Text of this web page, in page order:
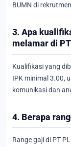
BUMN di
3. Apa
melamar di
Kualifikasi yang
IPK minimal 3.00,
komunikasi dan
4. Berapa
Range gaji di PT